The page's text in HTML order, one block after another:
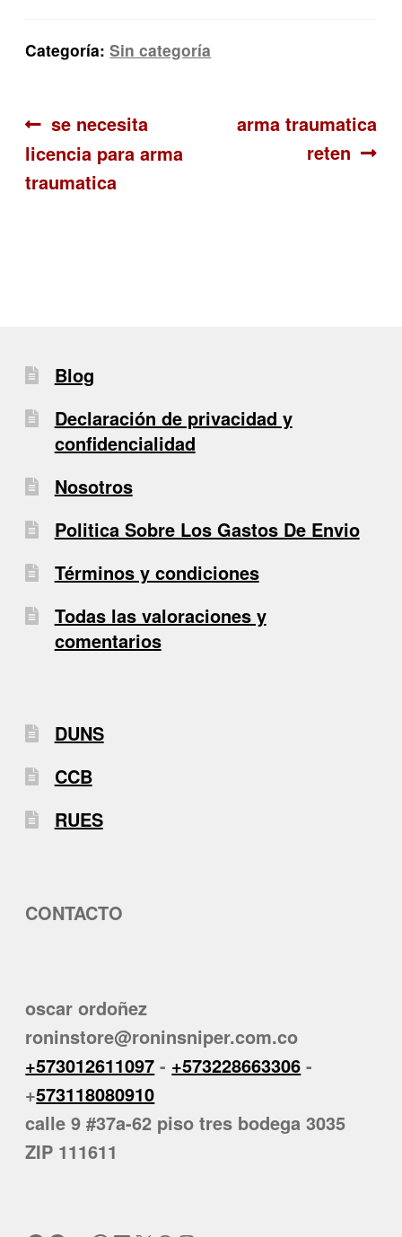
Categoría:Sin categoría
Navegación
de
Anterior:
se necesita
licencia para arma
traumatica
Siguiente:
arma traumatica
reten
Blog
Declaración de privacidad y
confidencialidad
Nosotros
Politica Sobre Los Gastos De Envio
Términos y condiciones
Todas las valoraciones y
comentarios
DUNS
CCB
RUES
CONTACTO
oscar ordoñez
roninstore@roninsniper.com.co
+573012611097 - +573228663306 -
+573118080910
calle 9 #37a-62 piso tres bodega 3035
ZIP 111611